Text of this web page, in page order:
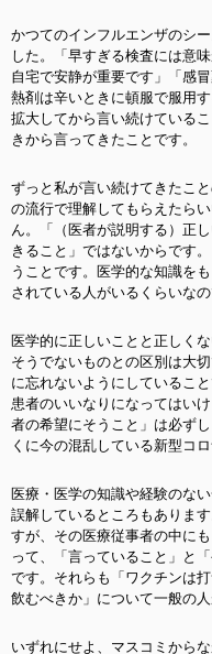
かつてのインフルエンザのシ
した。「早すぎる検査には意
自宅で安静が重要です」「感
熱剤は辛いときに頓服で服用
拡大してから言い続けている
きから言ってきたことです。
ずっと私が言い続けてきたこ
の流行で理解してもらえたら
ん。「（医者が説明する）正
きること」ではないからです
うことです。医学的な知識を
されている人がいるくらいな
医学的に正しいことと正しく
そうでないものとの区別は大
に忘れないようにしているこ
患者のいいなりになってはい
者の希望にそうこと」は必ず
くに今の混乱している新型コ
医療・医学の知識や経験のな
誤解しているところもありま
すが、その医療従事者の中に
って、「言っていること」と
です。それらも「ワクチンは
飲むべきか」について一般の
いずれにせよ、マスコミから